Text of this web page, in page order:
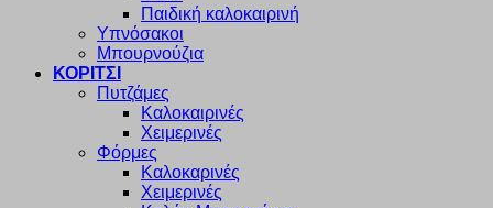
Παιδική καλοκαιρινή
Υπνόσακοι
Μπουρνούζια
ΚΟΡΙΤΣΙ
Πυτζάμες
Καλοκαιρινές
Χειμερινές
Φόρμες
Καλοκαρινές
Χειμερινές